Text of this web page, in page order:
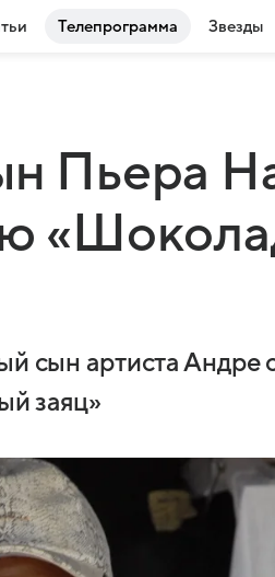
Телепрограмма Звезды
Пьера
сын артиста Андре
заяц»